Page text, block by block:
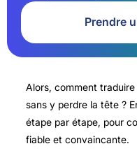
Prendre
Alors, comment
sans y perdre la tête ?
étape par étape, pour
fiable et convaincante.